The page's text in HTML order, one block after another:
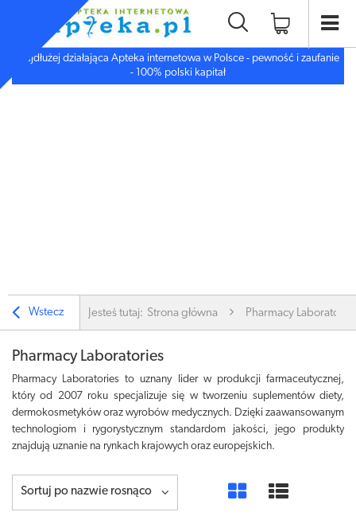
Najdłużej działająca Apteka internetowa w Polsce - pewność i zaufanie
- 100% polski kapitał
Wstecz Jesteś tutaj: Strona główna Pharmacy Laboratories
Pharmacy Laboratories
Pharmacy Laboratories to uznany lider w produkcji farmaceutycznej,
który od 2007 roku specjalizuje się w tworzeniu suplementów diety,
dermokosmetyków oraz wyrobów medycznych. Dzięki zaawansowanym
technologiom i rygorystycznym standardom jakości, jego produkty
znajdują uznanie na rynkach krajowych oraz europejskich.
Sortuj po nazwie rosnąco